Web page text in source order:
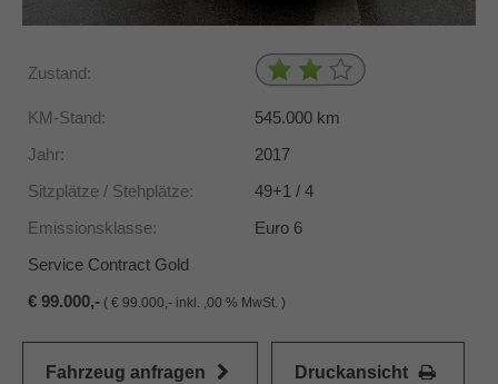
Zustand:
KM-Stand: 545.000 km
Jahr:
2017
Sitzplätze / Stehplätze:
49+1 / 4
Emissionsklasse:
Euro 6
Service Contract Gold
99.000,- ( 99.000,- inkl. ,00 % MwSt. )
Fahrzeug anfragen Druckansicht